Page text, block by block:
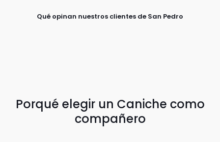
Qué opinan nuestros clientes de San Pedro
Porqué elegir un Caniche como
compañero